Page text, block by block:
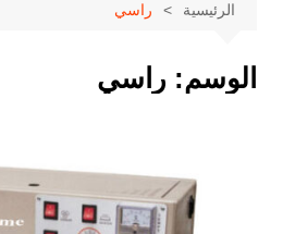
الرئيسية راسي
الوسم: راسي